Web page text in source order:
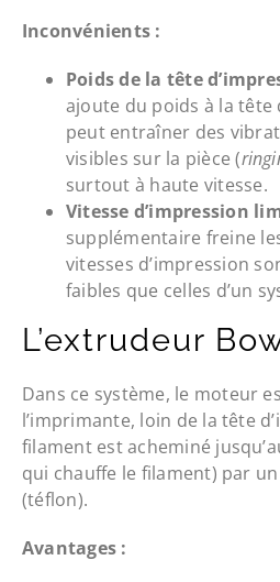
Inconvénients :
Poids de la tête
ajoute du poids à la tête
peut entraîner des
visibles sur la pièce (
surtout à haute vitesse.
Vitesse d’impression
supplémentaire freine
vitesses d’impression
faibles que celles d’un
L’extrudeur
Dans ce système, le moteur
l’imprimante, loin de la tête
filament est acheminé
qui chauffe le filament) par un
(téflon).
Avantages :